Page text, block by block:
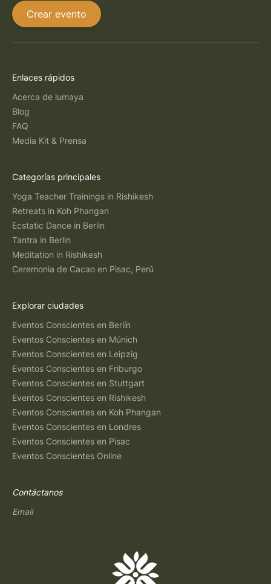
Crear evento
Enlaces rápidos
Acerca de lumaya
Blog
FAQ
Media Kit & Prensa
Categorías principales
Yoga Teacher Trainings in Rishikesh
Retreats in Koh Phangan
Ecstatic Dance in Berlin
Tantra in Berlin
Meditation in Rishikesh
Ceremonia de Cacao en Pisac, Perú
Explorar ciudades
Eventos Conscientes en Berlín
Eventos Conscientes en Múnich
Eventos Conscientes en Leipzig
Eventos Conscientes en Friburgo
Eventos Conscientes en Stuttgart
Eventos Conscientes en Rishikesh
Eventos Conscientes en Koh Phangan
Eventos Conscientes en Londres
Eventos Conscientes en Pisac
Eventos Conscientes Online
Contáctanos
Email